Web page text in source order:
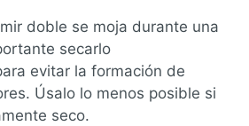
doble se moja durante una
secarlo
evitar la formación de
Úsalo lo menos posible si
seco.